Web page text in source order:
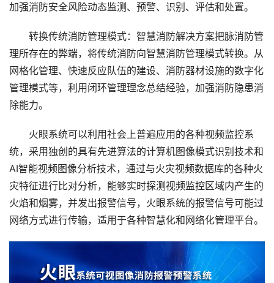
加强消防安全风险动态监测、预警、识别、评估和处置。
转换传统消防管理模式：智慧消防解决方案把脉消防管
理所存在的弊端，将传统消防向智慧消防管理模式转换。从
网格化管理、快速反应队伍的建设、消防器材设施的数字化
管理模式等，利用闭环管理理念总结经验，加强消防隐患消
除能力。
火眼系统可以利用社会上普遍应用的各种视频监控系
统，采用独创的具有先进算法的计算机图像模式识别技术和
AI智能视频图像分析技术，通过与火灾视频数据库的各种火
灾特征进行比对分析，能够实时探测视频监控区域内产生的
火焰和烟雾，并发出报警信号，火眼系统的报警信号可能过
网络方式进行传输，适用于各种智慧化和网络化管理平台。